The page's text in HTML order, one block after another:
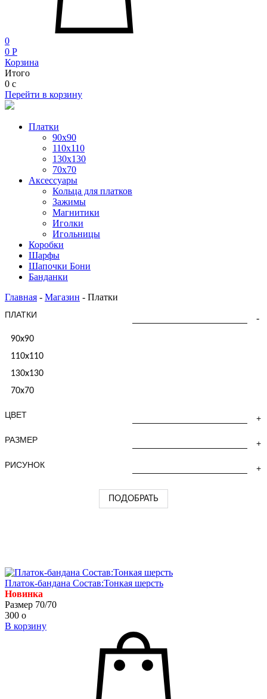
0
0 P
Корзина
Итого
0 c
Перейти в корзину
Платки
90x90
110x110
130x130
70х70
Аксессуары
Кольца для платков
Зажимы
Магнитики
Иголки
Игольницы
Коробки
Шарфы
Шапочки Бони
Банданки
Главная - Магазин - Платки
ПЛАТКИ
90x90
110x110
130x130
70х70
ЦВЕТ
РАЗМЕР
РИСУНОК
Платок-бандана Состав:Тонкая шерсть
Новинка
Размер 70/70
300 o
В корзину